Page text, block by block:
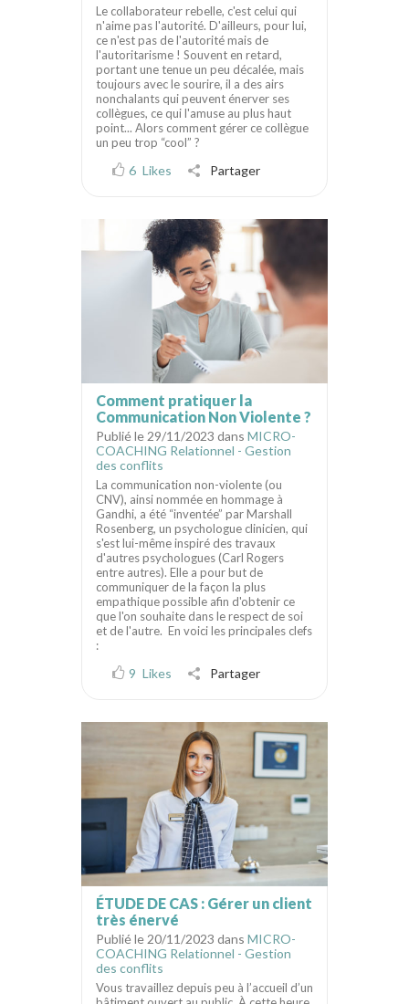
Le collaborateur rebelle, c'est celui qui
n'aime pas l'autorité. D'ailleurs, pour lui,
ce n'est pas de l'autorité mais de
l'autoritarisme ! Souvent en retard,
portant une tenue un peu décalée, mais
toujours avec le sourire, il a des airs
nonchalants qui peuvent énerver ses
collègues, ce qui l'amuse au plus haut
point... Alors comment gérer ce collègue
un peu trop “cool” ?
6 Likes Partager
Comment pratiquer la
Communication Non Violente ?
Publié le 29/11/2023 dans MICRO-
COACHING Relationnel - Gestion
des conflits
La communication non-violente (ou
CNV), ainsi nommée en hommage à
Gandhi, a été “inventée” par Marshall
Rosenberg, un psychologue clinicien, qui
s'est lui-même inspiré des travaux
d'autres psychologues (Carl Rogers
entre autres). Elle a pour but de
communiquer de la façon la plus
empathique possible afin d'obtenir ce
que l'on souhaite dans le respect de soi
et de l'autre. En voici les principales clefs
:
9 Likes Partager
ÉTUDE DE CAS : Gérer un client
très énervé
Publié le 20/11/2023 dans MICRO-
COACHING Relationnel - Gestion
des conflits
Vous travaillez depuis peu à l’accueil d’un